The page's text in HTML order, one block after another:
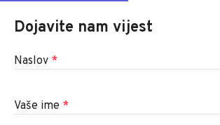
Dojavite nam vijest
Naslov *
Vaše ime *